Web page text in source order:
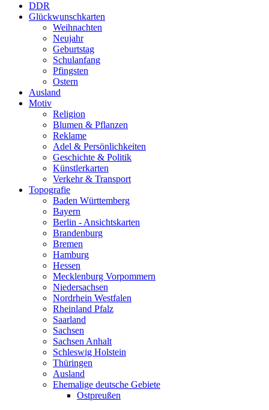
DDR
Glückwunschkarten
Weihnachten
Neujahr
Geburtstag
Schulanfang
Pfingsten
Ostern
Ausland
Motiv
Religion
Blumen & Pflanzen
Reklame
Adel & Persönlichkeiten
Geschichte & Politik
Künstlerkarten
Verkehr & Transport
Topografie
Baden Württemberg
Bayern
Berlin - Ansichtskarten
Brandenburg
Bremen
Hamburg
Hessen
Mecklenburg Vorpommern
Niedersachsen
Nordrhein Westfalen
Rheinland Pfalz
Saarland
Sachsen
Sachsen Anhalt
Schleswig Holstein
Thüringen
Ausland
Ehemalige deutsche Gebiete
Ostpreußen